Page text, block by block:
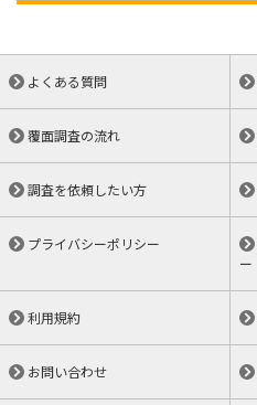
よくある質問
覆面調査の流れ
調査を依頼したい方
プライバシーポリシー
ー
利用規約
お問い合わせ